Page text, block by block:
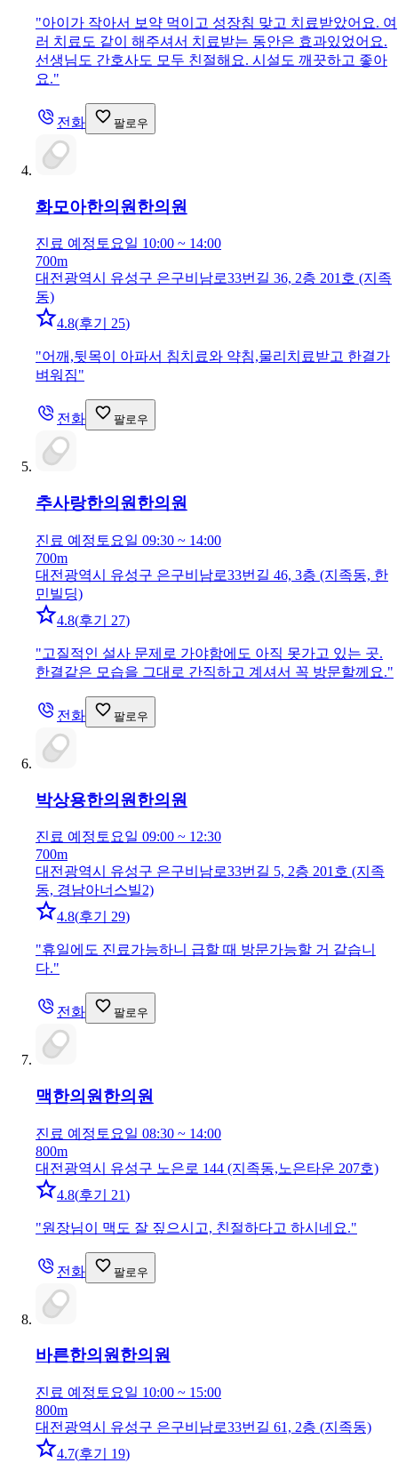
"아이가 작아서 보약 먹이고 성장침 맞고 치료받았어요. 여
러 치료도 같이 해주셔서 치료받는 동안은 효과있었어요.
선생님도 간호사도 모두 친절해요. 시설도 깨끗하고 좋아
요."
전화 팔로우
화모아한의원 한의원
진료 예정토요일 10:00 ~ 14:00
700m
대전광역시 유성구 은구비남로33번길 36, 2층 201호 (지족
동)
4.8(후기 25)
"어깨,뒷목이 아파서 침치료와 약침,물리치료받고 한결가
벼워짐"
전화 팔로우
추사랑한의원 한의원
진료 예정 토요일 09:30 ~ 14:00
700m
대전광역시 유성구 은구비남로33번길 46, 3층 (지족동, 한
민빌딩)
4.8(후기 27)
"고질적인 설사 문제로 가야함에도 아직 못가고 있는 곳.
한결같은 모습을 그대로 간직하고 계셔서 꼭 방문할께요."
전화 팔로우
박상용한의원 한의원
진료 예정 토요일 09:00 ~ 12:30
700m
대전광역시 유성구 은구비남로33번길 5, 2층 201호 (지족
동, 경남아너스빌2)
4.8(후기 29)
"휴일에도 진료가능하니 급할 때 방문가능할 거 같습니
다."
전화 팔로우
맥한의원 한의원
진료 예정 토요일 08:30 ~ 14:00
800m
대전광역시 유성구 노은로 144 (지족동,노은타운 207호)
4.8(후기 21)
"원장님이 맥도 잘 짚으시고, 친절하다고 하시네요."
전화 팔로우
바른한의원한의원
진료 예정 토요일 10:00 ~ 15:00
800m
대전광역시 유성구 은구비남로33번길 61, 2층 (지족동)
4.7(후기 19)